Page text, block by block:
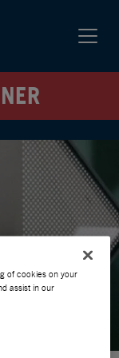
of cookies on your
assist in our